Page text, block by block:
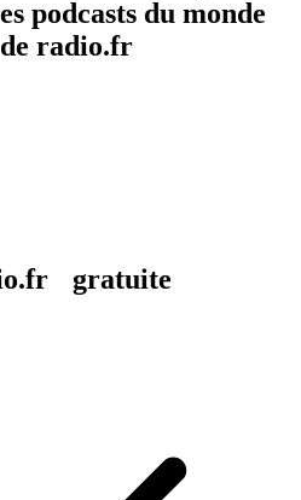
podcasts du monde
radio.fr
gratuite